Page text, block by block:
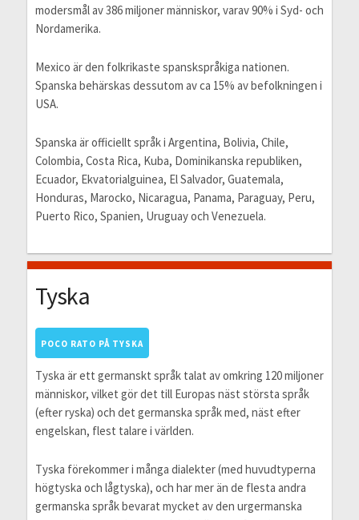
modersmål av 386 miljoner människor, varav 90% i Syd- och
Nordamerika.
Mexico är den folkrikaste spanskspråkiga nationen.
Spanska behärskas dessutom av ca 15% av befolkningen i
USA.
Spanska är officiellt språk i Argentina, Bolivia, Chile,
Colombia, Costa Rica, Kuba, Dominikanska republiken,
Ecuador, Ekvatorialguinea, El Salvador, Guatemala,
Honduras, Marocko, Nicaragua, Panama, Paraguay, Peru,
Puerto Rico, Spanien, Uruguay och Venezuela.
Tyska
POCO RATO PÅ TYSKA
Tyska är ett germanskt språk talat av omkring 120 miljoner
människor, vilket gör det till Europas näst största språk
(efter ryska) och det germanska språk med, näst efter
engelskan, flest talare i världen.
Tyska förekommer i många dialekter (med huvudtyperna
högtyska och lågtyska), och har mer än de flesta andra
germanska språk bevarat mycket av den urgermanska